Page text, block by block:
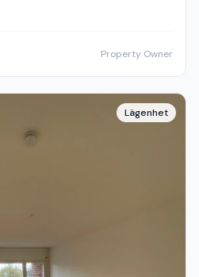
Property Owner
Lägenhet